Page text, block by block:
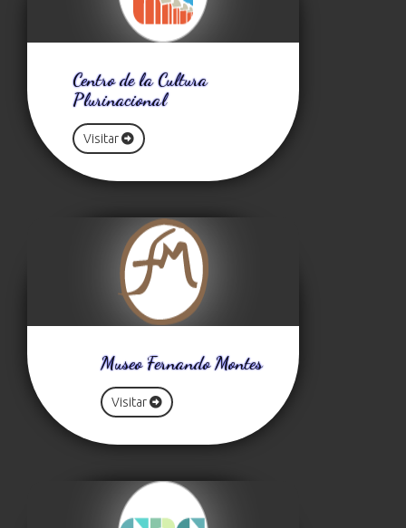
Centro de la Cultura
Plurinacional
Visitar
Museo Fernando Montes
Visitar